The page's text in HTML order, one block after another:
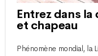
Entrez dans
et chapeau
Phénomène mondial, la